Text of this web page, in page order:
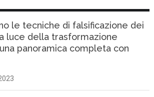
le tecniche di falsificazione dei
luce della trasformazione
panoramica completa con